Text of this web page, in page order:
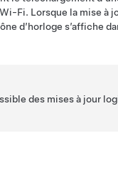
Fi. Lorsque la mise à
d’horloge s’affiche
des mises à jour